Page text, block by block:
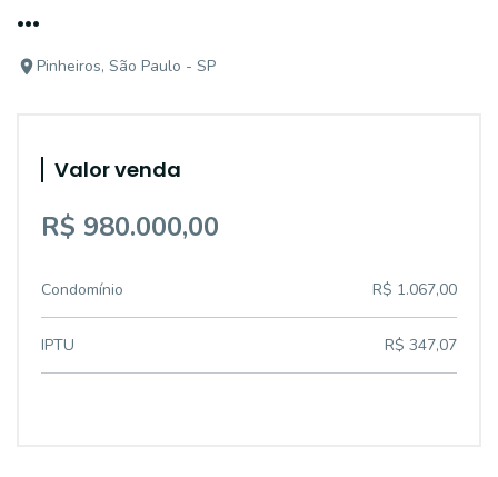
...
Pinheiros, São Paulo - SP
Valor venda
R$ 980.000,00
Condomínio R$ 1.067,00
IPTU R$ 347,07